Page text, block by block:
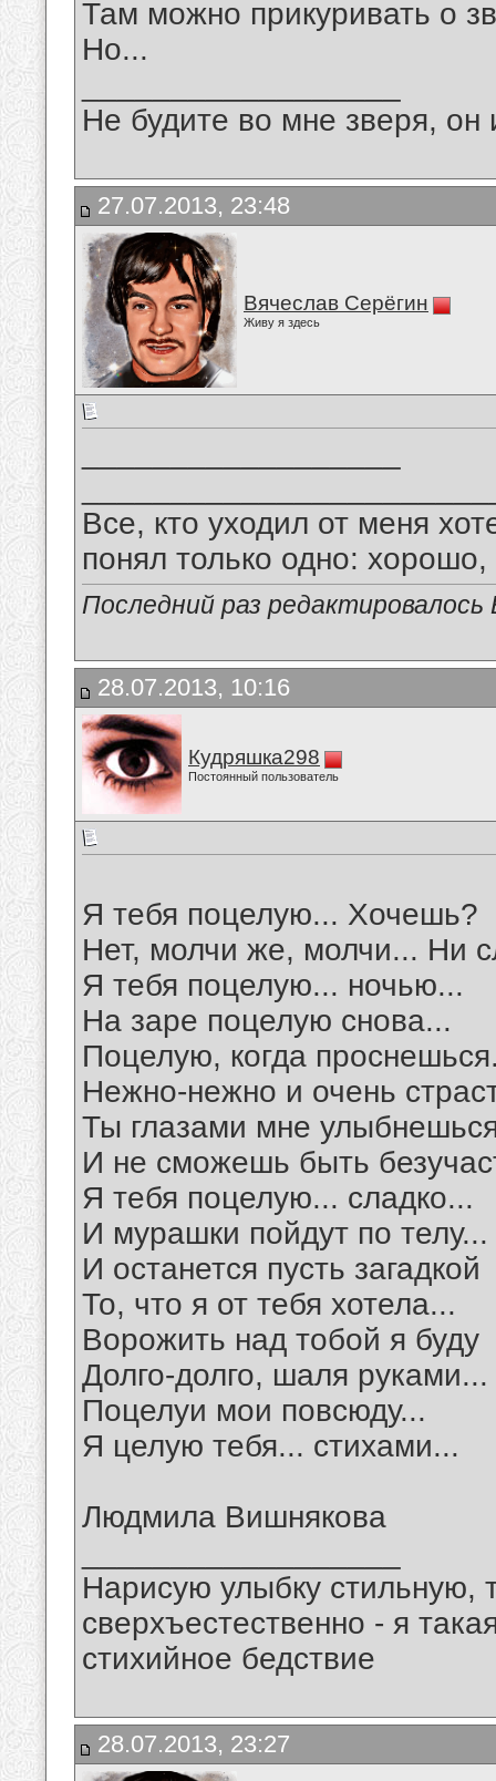
Там можно прикуривать о
Но...
Не будите во мне зверя, он
27.07.2013, 23:48
Вячеслав Серёгин
Живу я здесь
Все, кто уходил от меня
понял только одно:
Последний раз
28.07.2013, 10:16
Кудряшка298
Постоянный пользователь
Я тебя поцелую... Хочешь?
Нет, молчи же, молчи... Ни
Я тебя поцелую... ночью...
На заре поцелую снова...
Поцелую, когда
Нежно-нежно и очень
Ты глазами мне
И не сможешь быть
Я тебя поцелую... сладко...
И мурашки пойдут по телу...
И останется пусть загадкой
То, что я от тебя хотела...
Ворожить над тобой я буду
Долго-долго, шаля руками...
Поцелуи мои повсюду...
Я целую тебя... стихами...
Людмила Вишнякова
Нарисую улыбку стильную,
сверхъестественно - я
стихийное бедствие
28.07.2013, 23:27